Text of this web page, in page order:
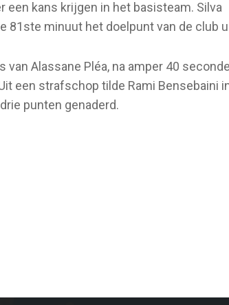
kans krijgen in het basisteam. Silva
81ste minuut het doelpunt van de club
Alassane Pléa, na amper 40
een strafschop tilde Rami Bensebaini
punten genaderd.